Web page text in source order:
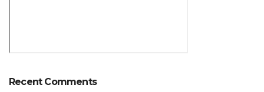
Recent Comments